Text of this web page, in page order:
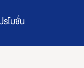
รโมชั่น